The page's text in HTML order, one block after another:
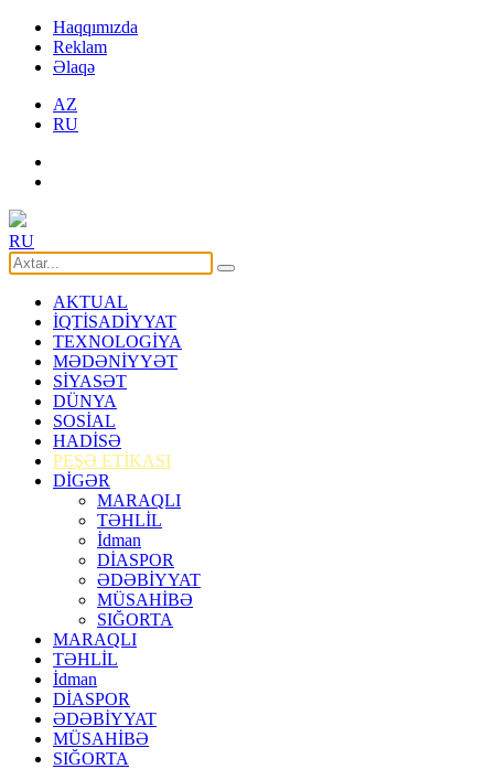
Haqqımızda
Reklam
Əlaqə
AZ
RU
RU
AKTUAL
İQTİSADİYYAT
TEXNOLOGİYA
MƏDƏNİYYƏT
SİYASƏT
DÜNYA
SOSİAL
HADİSƏ
PEŞƏ ETİKASI
DİGƏR
MARAQLI
TƏHLİL
İdman
DİASPOR
ƏDƏBİYYAT
MÜSAHİBƏ
SIĞORTA
MARAQLI
TƏHLİL
İdman
DİASPOR
ƏDƏBİYYAT
MÜSAHİBƏ
SIĞORTA